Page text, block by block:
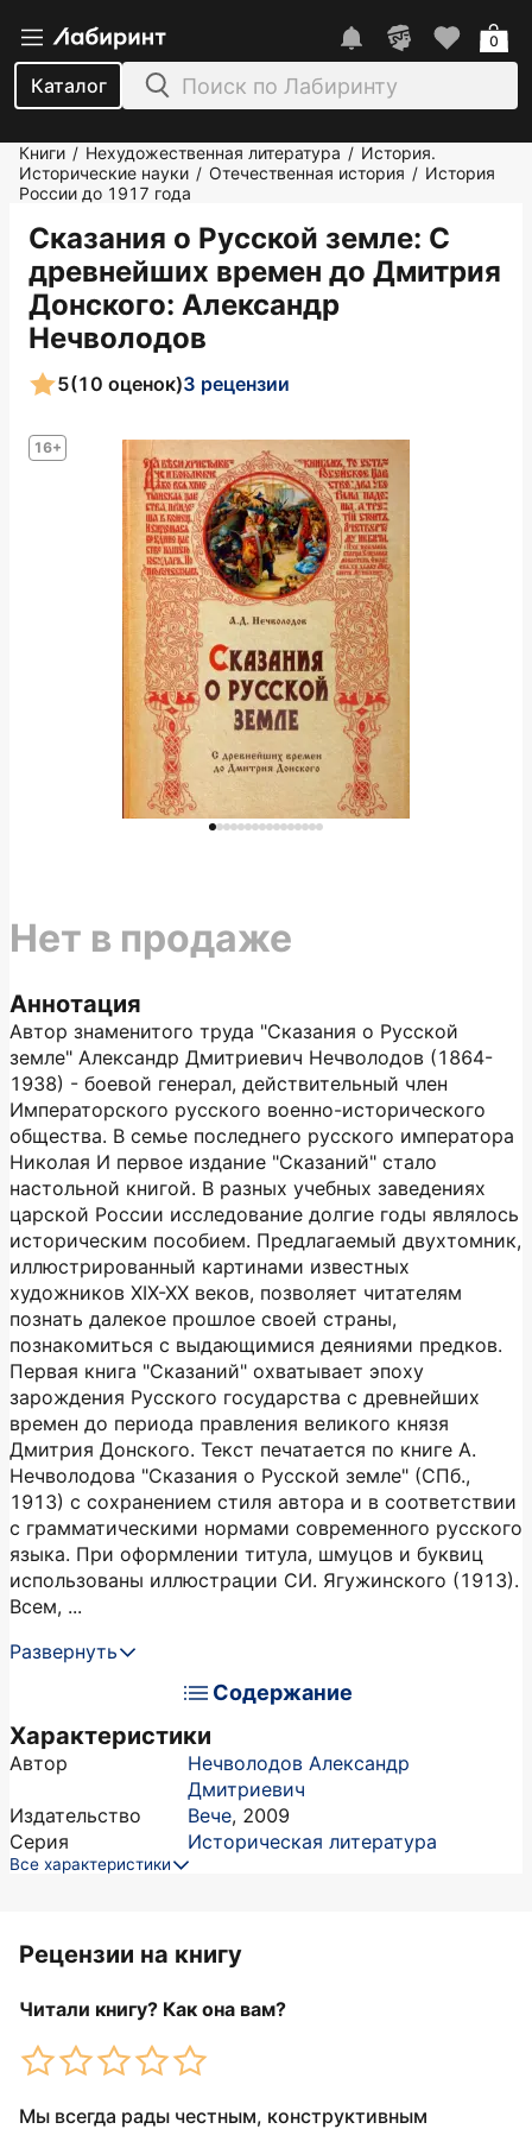
Каталог
0
Книги / Нехудожественная литература / История.
Исторические науки / Отечественная история / История
России до 1917 года
Сказания о Русской земле: С
древнейших времен до Дмитрия
Донского: Александр
Нечволодов
16+
5(10 оценок)3 рецензии
Аннотация
Автор знаменитого труда "Сказания о Русской
земле" Александр Дмитриевич Нечволодов (1864-
1938) - боевой генерал, действительный член
Императорского русского военно-исторического
общества. В семье последнего русского императора
Николая И первое издание "Сказаний" стало
настольной книгой. В разных учебных заведениях
царской России исследование долгие годы являлось
историческим пособием. Предлагаемый двухтомник,
иллюстрированный картинами известных
художников XIX-XX веков, позволяет читателям
познать далекое прошлое своей страны,
познакомиться с выдающимися деяниями предков.
Первая книга "Сказаний" охватывает эпоху
зарождения Русского государства с древнейших
времен до периода правления великого князя
Дмитрия Донского. Текст печатается по книге А.
Нечволодова "Сказания о Русской земле" (СПб.,
1913) с сохранением стиля автора и в соответствии
с грамматическими нормами современного русского
языка. При оформлении титула, шмуцов и буквиц
использованы иллюстрации СИ. Ягужинского (1913).
Всем, ...
Развернуть
Содержание
Характеристики
Автор
Нечволодов Александр
Дмитриевич
Издательство
Вече, 2009
Серия
Историческая литература
Все характеристики
Нет в продаже
Рецензии на книгу
Читали книгу? Как она вам?
Мы всегда рады честным, конструктивным